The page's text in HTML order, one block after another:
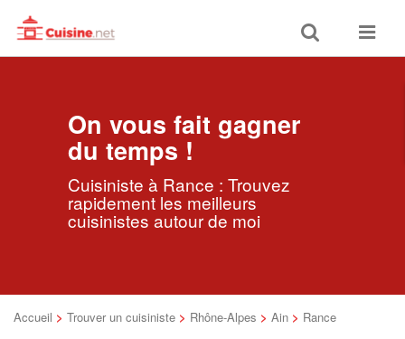
Toggle
search
Toggle
On vous fait gagner
du temps !
Cuisiniste à Rance : Trouvez
rapidement les meilleurs
cuisinistes autour de moi
Accueil > Trouver un cuisiniste > Rhône-Alpes > Ain > Rance